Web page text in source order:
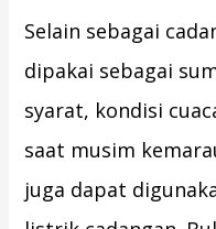
Selain sebagai
dipakai sebagai
syarat, kondisi
saat musim
juga dapat